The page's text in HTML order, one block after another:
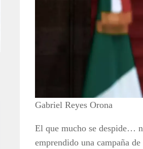
Gabriel Reyes Orona
El que mucho se despide…
emprendido una campaña